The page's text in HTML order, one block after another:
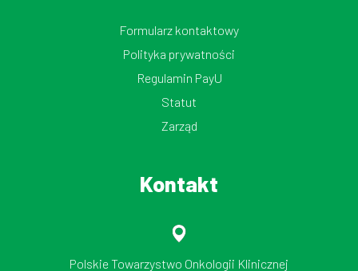
Formularz kontaktowy
Polityka prywatności
Regulamin PayU
Statut
Zarząd
Kontakt
Polskie Towarzystwo Onkologii Klinicznej